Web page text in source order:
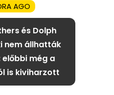
AGO
és Dolph
nem állhatták
még a
is kiviharzott